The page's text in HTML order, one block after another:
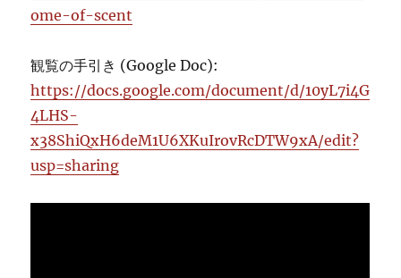
ome-of-scent
観覧の手引き (Google Doc):
https://docs.google.com/document/d/10yL7i4G
4LHS-
x38ShiQxH6deM1U6XKuIrovRcDTW9xA/edit?
usp=sharing